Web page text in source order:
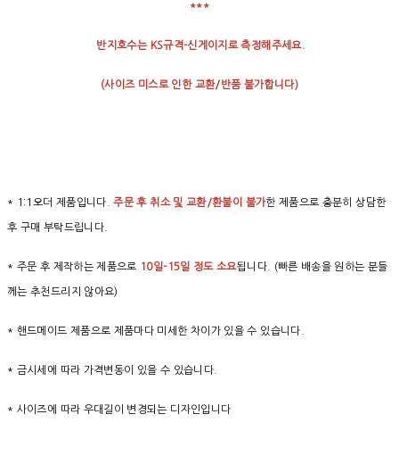
***
반지호수는 KS규격-신게이지로 측정해주세요.
(사이즈 미스로 인한 교환/반품 불가합니다)
* 1:1오더 제품입니다.주문 후 취소 및 교환/환불이 불가한 제품으로 충분히 상담한
후 구매 부탁드립니다.
* 주문 후 제작하는 제품으로 10일-15일 정도 소요됩니다. (빠른 배송을 원하는 분들
께는 추천드리지 않아요)
* 핸드메이드 제품으로 제품마다 미세한 차이가 있을 수 있습니다.
* 금시세에 따라 가격변동이 있을 수 있습니다.
* 사이즈에 따라 우대길이 변경되는 디자인입니다